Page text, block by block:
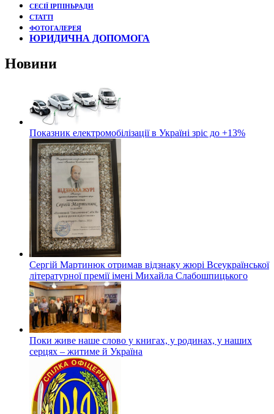
СЕСІЇ ІРПІНЬРАДИ
СТАТТІ
ФОТОГАЛЕРЕЯ
ЮРИДИЧНА ДОПОМОГА
Новини
Показник електромобілізації в Україні зріс до +13%
Сергій Мартинюк отримав відзнаку жюрі Всеукраїнської
літературної премії імені Михайла Слабошпицького
Поки живе наше слово у книгах, у родинах, у наших
серцях – житиме й Україна